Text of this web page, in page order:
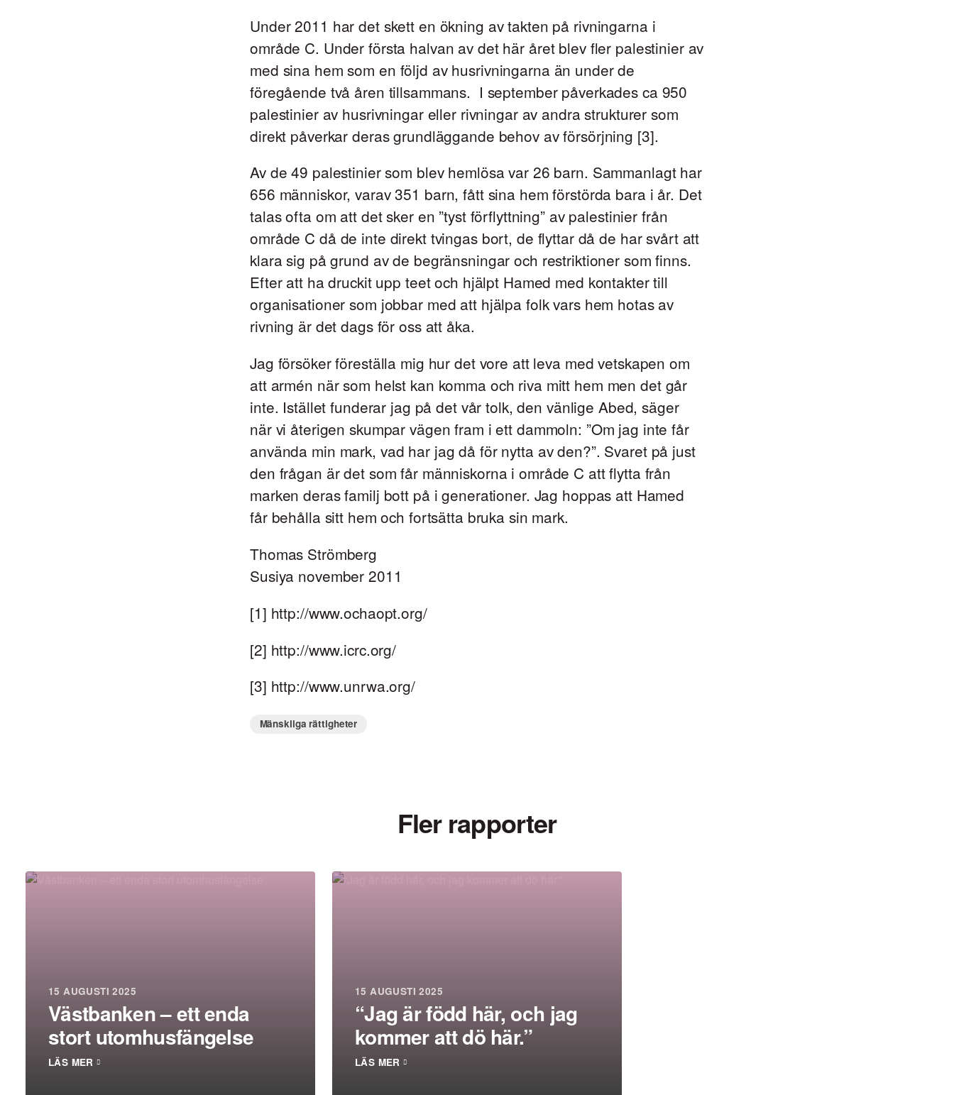
Under 2011 har det skett en ökning av takten på rivningarna i
område C. Under första halvan av det här året blev fler palestinier av
med sina hem som en följd av husrivningarna än under de
föregående två åren tillsammans. I september påverkades ca 950
palestinier av husrivningar eller rivningar av andra strukturer som
direkt påverkar deras grundläggande behov av försörjning [3].
Av de 49 palestinier som blev hemlösa var 26 barn. Sammanlagt har
656 människor, varav 351 barn, fått sina hem förstörda bara i år. Det
talas ofta om att det sker en ”tyst förflyttning” av palestinier från
område C då de inte direkt tvingas bort, de flyttar då de har svårt att
klara sig på grund av de begränsningar och restriktioner som finns.
Efter att ha druckit upp teet och hjälpt Hamed med kontakter till
organisationer som jobbar med att hjälpa folk vars hem hotas av
rivning är det dags för oss att åka.
Jag försöker föreställa mig hur det vore att leva med vetskapen om
att armén när som helst kan komma och riva mitt hem men det går
inte. Istället funderar jag på det vår tolk, den vänlige Abed, säger
när vi återigen skumpar vägen fram i ett dammoln: ”Om jag inte får
använda min mark, vad har jag då för nytta av den?”. Svaret på just
den frågan är det som får människorna i område C att flytta från
marken deras familj bott på i generationer. Jag hoppas att Hamed
får behålla sitt hem och fortsätta bruka sin mark.
Thomas Strömberg
Susiya november 2011
[1] http://www.ochaopt.org/
[2] http://www.icrc.org/
[3] http://www.unrwa.org/
Mänskliga rättigheter
Fler rapporter
15 AUGUSTI 2025
Västbanken – ett enda
stort utomhusfängelse
LÄS MER
15 AUGUSTI 2025
“Jag är född här, och jag
kommer att dö här.”
LÄS MER